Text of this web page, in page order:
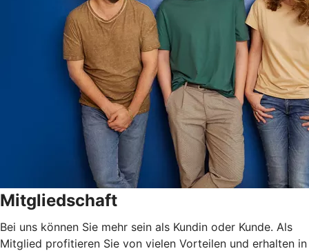
Mitgliedschaft
Bei uns können Sie mehr sein als Kundin oder Kunde. Als
Mitglied profitieren Sie von vielen Vorteilen und erhalten in